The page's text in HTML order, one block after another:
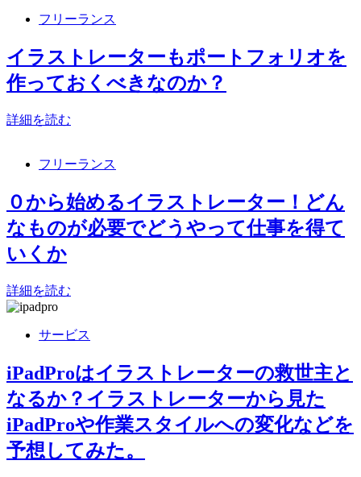
フリーランス
イラストレーターもポートフォリオを
作っておくべきなのか？
詳細を読む
フリーランス
０から始めるイラストレーター！どん
なものが必要でどうやって仕事を得て
いくか
詳細を読む
サービス
iPadProはイラストレーターの救世主と
なるか？イラストレーターから見た
iPadProや作業スタイルへの変化などを
予想してみた。